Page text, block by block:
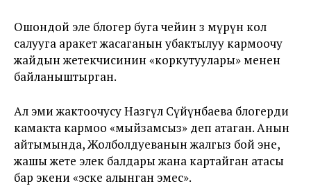
Ошондой эле блогер буга чейин өз өмүрүнө кол
салууга аракет жасаганын убактылуу кармоочу
жайдын жетекчисинин «коркутуулары» менен
байланыштырган.
Ал эми жактоочусу Назгүл Сүйүнбаева блогерди
камакта кармоо «мыйзамсыз» деп атаган. Анын
айтымында, Жолболдуеванын жалгыз бой эне,
жашы жете элек балдары жана картайган атасы
бар экени «эске алынган эмес».